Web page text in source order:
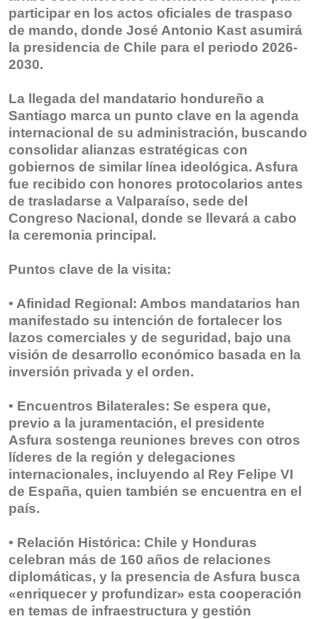
participar en los actos oficiales de traspaso
de mando, donde José Antonio Kast asumirá
la presidencia de Chile para el periodo 2026-
2030.
La llegada del mandatario hondureño a
Santiago marca un punto clave en la agenda
internacional de su administración, buscando
consolidar alianzas estratégicas con
gobiernos de similar línea ideológica. Asfura
fue recibido con honores protocolarios antes
de trasladarse a Valparaíso, sede del
Congreso Nacional, donde se llevará a cabo
la ceremonia principal.
Puntos clave de la visita:
• Afinidad Regional: Ambos mandatarios han
manifestado su intención de fortalecer los
lazos comerciales y de seguridad, bajo una
visión de desarrollo económico basada en la
inversión privada y el orden.
• Encuentros Bilaterales: Se espera que,
previo a la juramentación, el presidente
Asfura sostenga reuniones breves con otros
líderes de la región y delegaciones
internacionales, incluyendo al Rey Felipe VI
de España, quien también se encuentra en el
país.
• Relación Histórica: Chile y Honduras
celebran más de 160 años de relaciones
diplomáticas, y la presencia de Asfura busca
«enriquecer y profundizar» esta cooperación
en temas de infraestructura y gestión